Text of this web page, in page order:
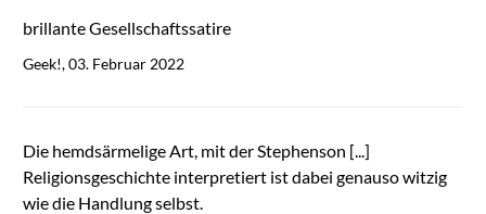
brillante Gesellschaftssatire
Geek!, 03. Februar 2022
Die hemdsärmelige Art, mit der Stephenson [...]
Religionsgeschichte interpretiert ist dabei genauso witzig
wie die Handlung selbst.